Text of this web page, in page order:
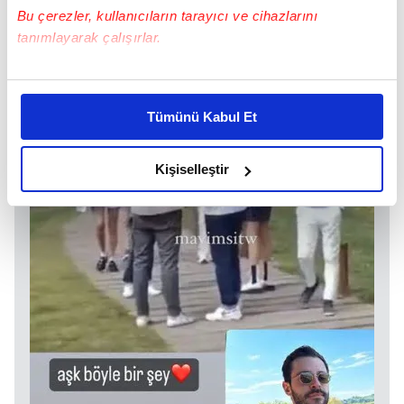
Bu çerezler, kullanıcıların tarayıcı ve cihazlarını
tanımlayarak çalışırlar.
Bu çerezlere izin vermeniz halinde sizlere özel
daha iyi reklam deneyimi yaşatabiliriz. Bunu yaparken
amacımızın size daha iyi bir reklam deneyimi sunmak
olduğunu ve sizlere en iyi içerikleri sunabilmek adına
elimizden gelen çabayı gösterdiğimizi ve bu noktada,
reklamların maliyetlerimizi karşılamak noktasında tek gelir
kalemimiz olduğunu sizlere hatırlatmak isteriz.
Her halükârda, kullanıcılar, bu çerezlere izin vermedikleri
takdirde, kullanıcılara hedefli reklamlar
gösterilmeyecektir."
Sizlere daha iyi bir hizmet sunabilmek için İnternet
Sitemizde kendimize ve üçüncü kişilere ait çerezler
Tümünü Kabul Et
Kişiselleştir